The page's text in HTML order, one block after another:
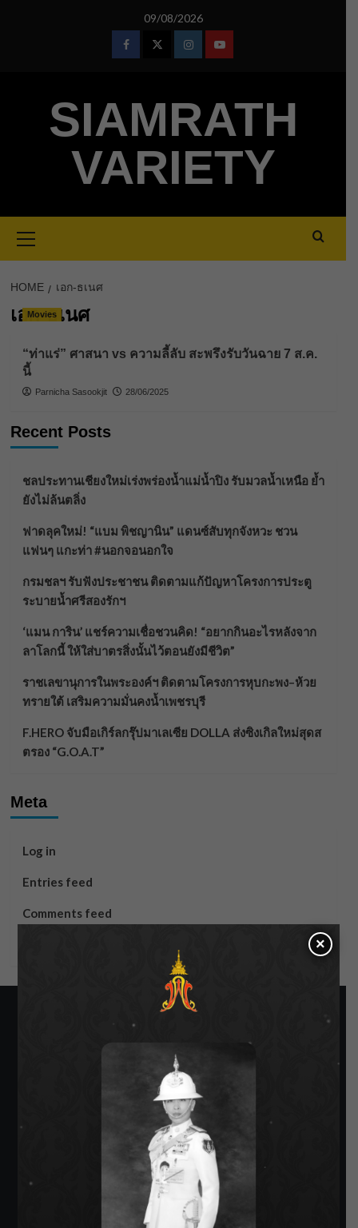
09/08/2026
FacebookTwitterInstagramYoutube
SIAMRATH
VARIETY
Menu
HOME เอก-ธเนศ
เอก-ธเนศ
Movies
“ท่าแร่” ศาสนา vs ความลี้ลับ สะพรึงรับวันฉาย 7 ส.ค.
นี้
Parnicha Sasookjit 28/06/2025
Recent Posts
ชลประทานเชียงใหม่เร่งพร่องน้ำแม่น้ำปิง รับมวลน้ำเหนือ ย้ำ
ยังไม่ล้นตลิ่ง
ฟาดลุคใหม่! “แบม พิชญานิน” แดนซ์สับทุกจังหวะ ชวน
แฟนๆ แกะท่า #นอกจอนอกใจ
กรมชลฯ รับฟังประชาชน ติดตามแก้ปัญหาโครงการประตู
ระบายน้ำศรีสองรักฯ
‘แมน การิน’ แชร์ความเชื่อชวนคิด! “อยากกินอะไรหลังจาก
ลาโลกนี้ ให้ใส่บาตรสิ่งนั้นไว้ตอนยังมีชีวิต”
ราชเลขานุการในพระองค์ฯ ติดตามโครงการหุบกะพง–ห้วย
ทรายใต้ เสริมความมั่นคงน้ำเพชรบุรี
F.HERO จับมือเกิร์ลกรุ๊ปมาเลเซีย DOLLA ส่งซิงเกิลใหม่สุดส
ตรอง “G.O.A.T”
Meta
Log in
Entries feed
Comments feed
SIAMRATH VARIETY
THE BEST ENTERTAINMENT
×